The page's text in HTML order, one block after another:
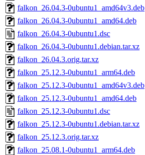
falkon_26.04.3-0ubuntu1_amd64v3.deb
falkon_26.04.3-0ubuntu1_amd64.deb
falkon_26.04.3-0ubuntu1.dsc
falkon_26.04.3-0ubuntu1.debian.tar.xz
falkon_26.04.3.orig.tar.xz
falkon_25.12.3-0ubuntu1_arm64.deb
falkon_25.12.3-0ubuntu1_amd64v3.deb
falkon_25.12.3-0ubuntu1_amd64.deb
falkon_25.12.3-0ubuntu1.dsc
falkon_25.12.3-0ubuntu1.debian.tar.xz
falkon_25.12.3.orig.tar.xz
falkon_25.08.1-0ubuntu1_arm64.deb